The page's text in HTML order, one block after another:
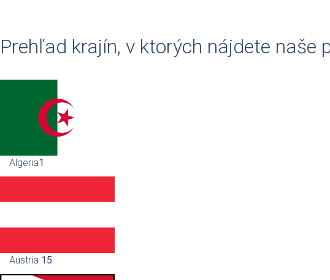
Prehľad krajín, v ktorých nájdete naše
Algeria1
Austria 15